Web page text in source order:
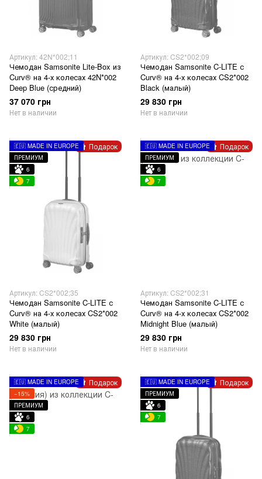
Артикул: 42N*002;11
Чемодан Samsonite Lite-Box из
Curv® на 4-х колесах 42N*002
Deep Blue (средний)
37 070 грн
Нет в наличии
Артикул: CS2*002;09
Чемодан Samsonite C-LITE с
Curv® на 4-х колесах CS2*002
Black (малый)
29 830 грн
Нет в наличии
Подарок
🇪🇺 MADE IN EUROPE
ПРЕМИУМ
6
7
Артикул: CS2*002;35
Чемодан Samsonite C-LITE с
Curv® на 4-х колесах CS2*002
White (малый)
29 830 грн
Нет в наличии
Подарок
🇪🇺 MADE IN EUROPE
ПРЕМИУМ
6
7
Артикул: CS2*002;31
Чемодан Samsonite C-LITE с
Curv® на 4-х колесах CS2*002
Midnight Blue (малый)
29 830 грн
Нет в наличии
Подарок
🇪🇺 MADE IN EUROPE
−15%
ПРЕМИУМ
6
7
Подарок
🇪🇺 MADE IN EUROPE
ПРЕМИУМ
6
7